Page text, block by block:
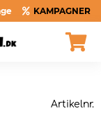
KAMPAGNER
Artikelnr.